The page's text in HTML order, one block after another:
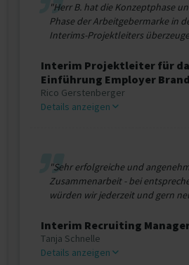
"Herr B. hat die Konzeptphase
Phase der Arbeitgebermarke in
Interims-Projektleiters
Interim Projektleiter für
Einführung Employer
Rico Gerstenberger
Details anzeigen
"Sehr erfolgreiche und
Zusammenarbeit - bei
würden wir jederzeit und gern
Interim Recruiting
Tanja Schnelle
Details anzeigen